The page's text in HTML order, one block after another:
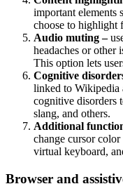
important elements
choose to highlight
Audio muting –
headaches or other
This option lets
Cognitive
linked to Wikipedia
cognitive disorders
slang, and others.
Additional
change cursor
virtual keyboard,
Browser and